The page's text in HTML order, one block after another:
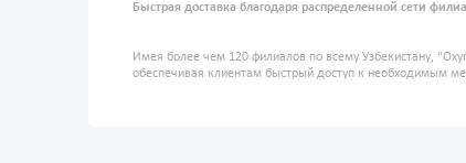
Быстрая доставка благодаря распределенной сети
Имея более чем 120 филиалов по всему Узбекистану,
обеспечивая клиентам быстрый доступ к необходимым